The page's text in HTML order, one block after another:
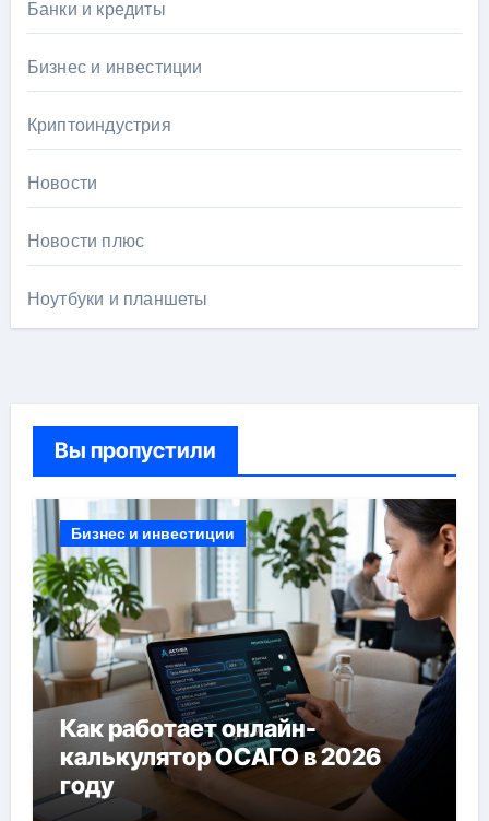
Банки и кредиты
Бизнес и инвестиции
Криптоиндустрия
Новости
Новости плюс
Ноутбуки и планшеты
Вы пропустили
Бизнес и инвестиции
Как работает онлайн-
калькулятор ОСАГО в 2026
году